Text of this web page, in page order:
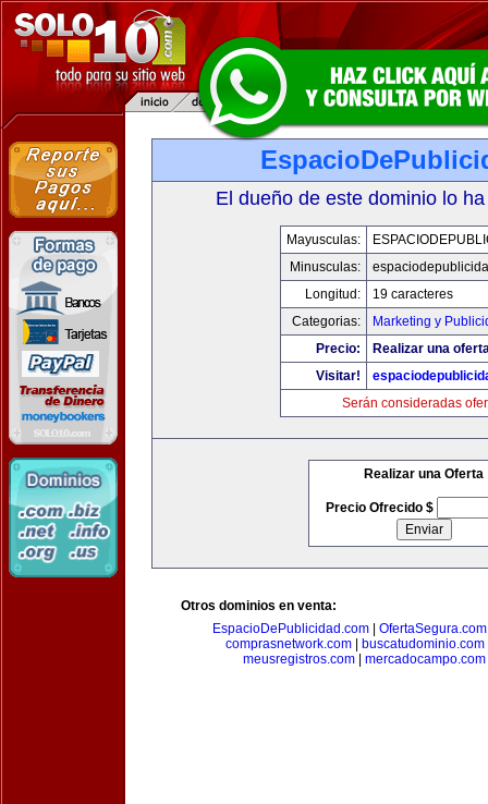
El dueño de este dominio lo
Mayusculas:
Minusculas:
Longitud:
19 caracteres
Categorias:
Marketing y
Precio:
Realizar una
Visitar!
Serán consideradas
Realizar una Oferta
Precio Ofrecido $
Otros dominios en venta:
EspacioDePublicidad.com| OfertaSegura.com
comprasnetwork.com
buscatudominio.com
meusregistros.com
mercadocampo.com